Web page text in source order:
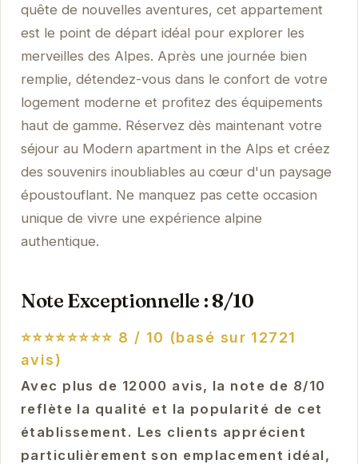
quête de nouvelles aventures, cet appartement
est le point de départ idéal pour explorer les
merveilles des Alpes. Après une journée bien
remplie, détendez-vous dans le confort de votre
logement moderne et profitez des équipements
haut de gamme. Réservez dès maintenant votre
séjour au Modern apartment in the Alps et créez
des souvenirs inoubliables au cœur d'un paysage
époustouflant. Ne manquez pas cette occasion
unique de vivre une expérience alpine
authentique.
Note Exceptionnelle : 8/10
⭐⭐⭐⭐⭐⭐⭐⭐ 8 / 10 (basé sur 12721
avis)
Avec plus de 12000 avis, la note de 8/10
reflète la qualité et la popularité de cet
établissement. Les clients apprécient
particulièrement son emplacement idéal,